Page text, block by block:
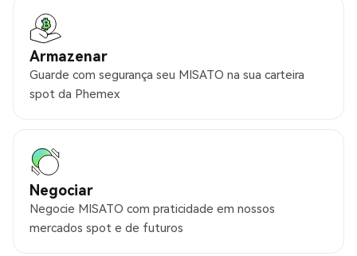
Armazenar
Guarde com segurança seu MISATO na sua carteira
spot da Phemex
Negociar
Negocie MISATO com praticidade em nossos
mercados spot e de futuros